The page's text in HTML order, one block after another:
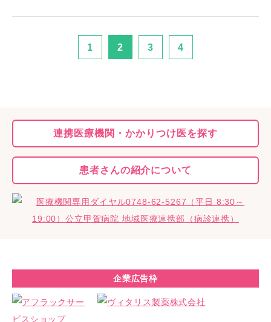
1 2 3 4
連携医療機関・かかりつけ医を探す
患者さんの紹介について
企業広告枠